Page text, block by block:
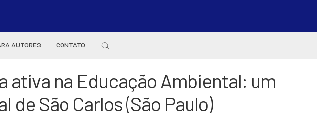
AUTORES CONTATO
ativa na Educação Ambiental: um
São Carlos (São Paulo)